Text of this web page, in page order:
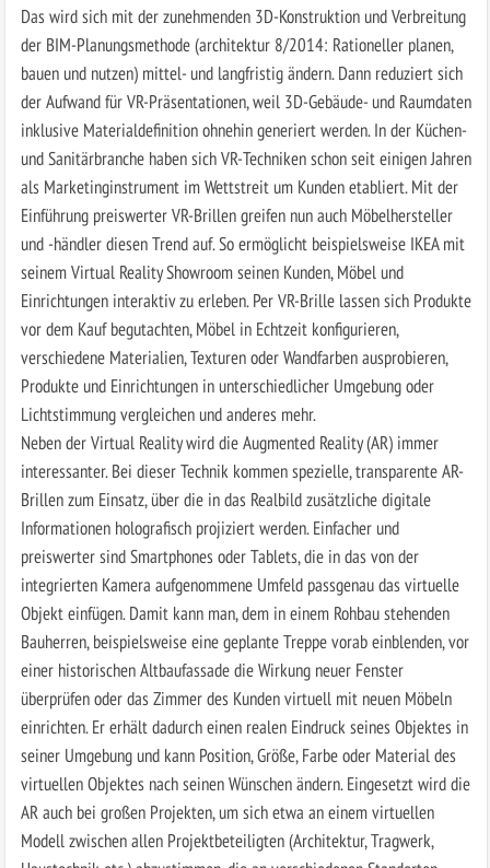
Das wird sich mit der zunehmenden 3D-Konstruktion und Verbreitung
der BIM-Planungsmethode (architektur 8/2014: Rationeller planen,
bauen und nutzen) mittel- und langfristig ändern. Dann reduziert sich
der Aufwand für VR-Präsentationen, weil 3D-Gebäude- und Raumdaten
inklusive Materialdefinition ohnehin generiert werden. In der Küchen-
und Sanitärbranche haben sich VR-Techniken schon seit einigen Jahren
als Marketinginstrument im Wettstreit um Kunden etabliert. Mit der
Einführung preiswerter VR-Brillen greifen nun auch Möbelhersteller
und -händler diesen Trend auf. So ermöglicht beispielsweise IKEA mit
seinem Virtual Reality Showroom seinen Kunden, Möbel und
Einrichtungen interaktiv zu erleben. Per VR-Brille lassen sich Produkte
vor dem Kauf begutachten, Möbel in Echtzeit konfigurieren,
verschiedene Materialien, Texturen oder Wandfarben ausprobieren,
Produkte und Einrichtungen in unterschiedlicher Umgebung oder
Lichtstimmung vergleichen und anderes mehr.
Neben der Virtual Reality wird die Augmented Reality (AR) immer
interessanter. Bei dieser Technik kommen spezielle, transparente AR-
Brillen zum Einsatz, über die in das Realbild zusätzliche digitale
Informationen holografisch projiziert werden. Einfacher und
preiswerter sind Smartphones oder Tablets, die in das von der
integrierten Kamera aufgenommene Umfeld passgenau das virtuelle
Objekt einfügen. Damit kann man, dem in einem Rohbau stehenden
Bauherren, beispielsweise eine geplante Treppe vorab einblenden, vor
einer historischen Altbaufassade die Wirkung neuer Fenster
überprüfen oder das Zimmer des Kunden virtuell mit neuen Möbeln
einrichten. Er erhält dadurch einen realen Eindruck seines Objektes in
seiner Umgebung und kann Position, Größe, Farbe oder Material des
virtuellen Objektes nach seinen Wünschen ändern. Eingesetzt wird die
AR auch bei großen Projekten, um sich etwa an einem virtuellen
Modell zwischen allen Projektbeteiligten (Architektur, Tragwerk,